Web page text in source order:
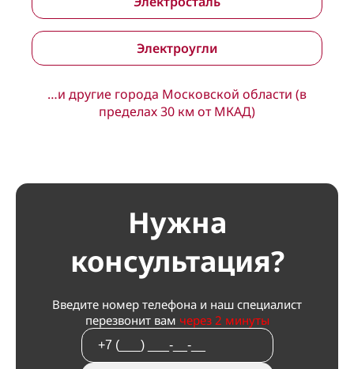
Электроугли
…и другие города Московской области (в
пределах 30 км от МКАД)
Нужна
консультация?
Введите номер телефона и наш специалист
перезвонит вам через 2 минуты